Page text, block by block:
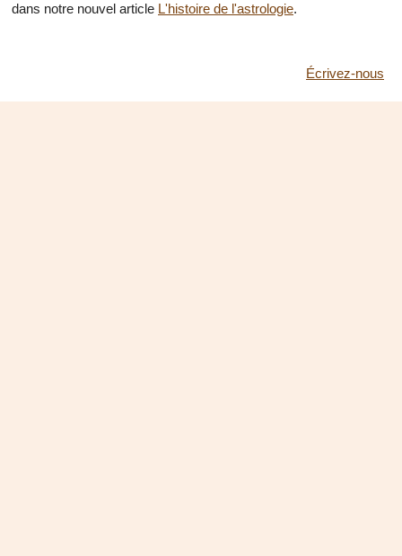
dans notre nouvel article L'histoire de l'astrologie.
Écrivez-nous